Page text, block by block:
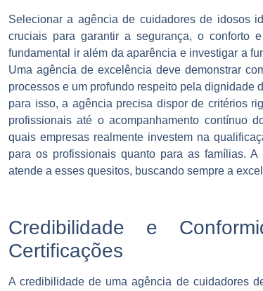
Selecionar a agência de cuidadores de idosos
cruciais para garantir a segurança, o conforto
fundamental ir além da aparência e investigar a
Uma agência de excelência deve demonstrar
processos e um profundo respeito pela dignidade
para isso, a agência precisa dispor de critérios
profissionais até o acompanhamento contínuo
quais empresas realmente investem na
para os profissionais quanto para as famílias. A
atende a esses quesitos, buscando sempre a
Credibilidade e
Certificações
A credibilidade de uma agência de cuidadores